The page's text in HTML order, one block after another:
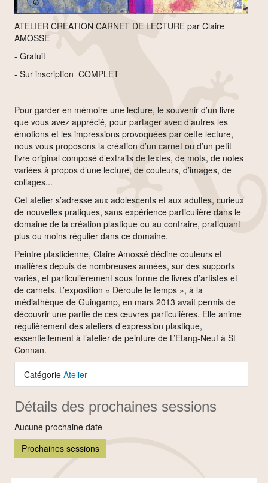
ATELIER CREATION CARNET DE LECTURE par Claire
AMOSSE
- Gratuit
- Sur inscription COMPLET
Pour garder en mémoire une lecture, le souvenir d’un livre
que vous avez apprécié, pour partager avec d’autres les
émotions et les impressions provoquées par cette lecture,
nous vous proposons la création d’un carnet ou d’un petit
livre original composé d’extraits de textes, de mots, de notes
variées à propos d’une lecture, de couleurs, d’images, de
collages...
Cet atelier s’adresse aux adolescents et aux adultes, curieux
de nouvelles pratiques, sans expérience particulière dans le
domaine de la création plastique ou au contraire, pratiquant
plus ou moins régulier dans ce domaine.
Peintre plasticienne, Claire Amossé décline couleurs et
matières depuis de nombreuses années, sur des supports
variés, et particulièrement sous forme de livres d’artistes et
de carnets. L’exposition « Déroule le temps », à la
médiathèque de Guingamp, en mars 2013 avait permis de
découvrir une partie de ces œuvres particulières. Elle anime
régulièrement des ateliers d’expression plastique,
essentiellement à l’atelier de peinture de L’Etang-Neuf à St
Connan.
Catégorie Atelier
Détails des prochaines sessions
Aucune prochaine date
Prochaines sessions